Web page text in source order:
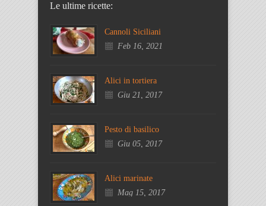
Le ultime ricette:
Cannoli Siciliani
Feb 16, 2021
Alici in tortiera
Giu 21, 2017
Pesto di basilico
Giu 05, 2017
Alici marinate
Mag 15, 2017